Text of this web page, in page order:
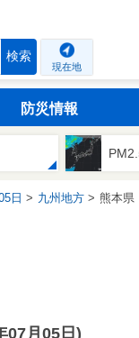
検索
現在地
防災情報
日 九州地方 熊本県
07月05日)